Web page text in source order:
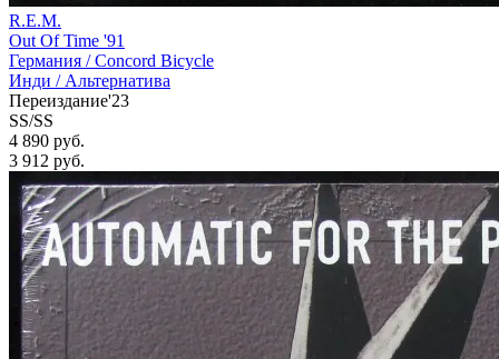
R.E.M.
Out Of Time '91
Германия /Concord Bicycle
Инди / Альтернатива
Переиздание'23
SS/SS
4 890 руб.
3 912 руб.